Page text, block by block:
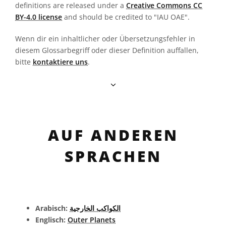
definitions are released under a Creative Commons CC
BY-4.0 license and should be credited to "IAU OAE".
Wenn dir ein inhaltlicher oder Übersetzungsfehler in
diesem Glossarbegriff oder dieser Definition auffallen,
bitte kontaktiere uns.
AUF ANDEREN
SPRACHEN
Arabisch: الكواكب الخارجية
Englisch: Outer Planets